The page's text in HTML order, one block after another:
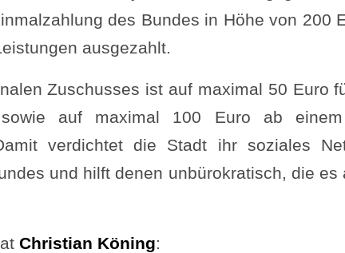
des Bundes in Höhe von 200
ausgezahlt.
Zuschusses ist auf maximal 50 Euro
sowie auf maximal 100 Euro ab einem
verdichtet die Stadt ihr soziales
und hilft denen unbürokratisch, die es
Christian Köning: